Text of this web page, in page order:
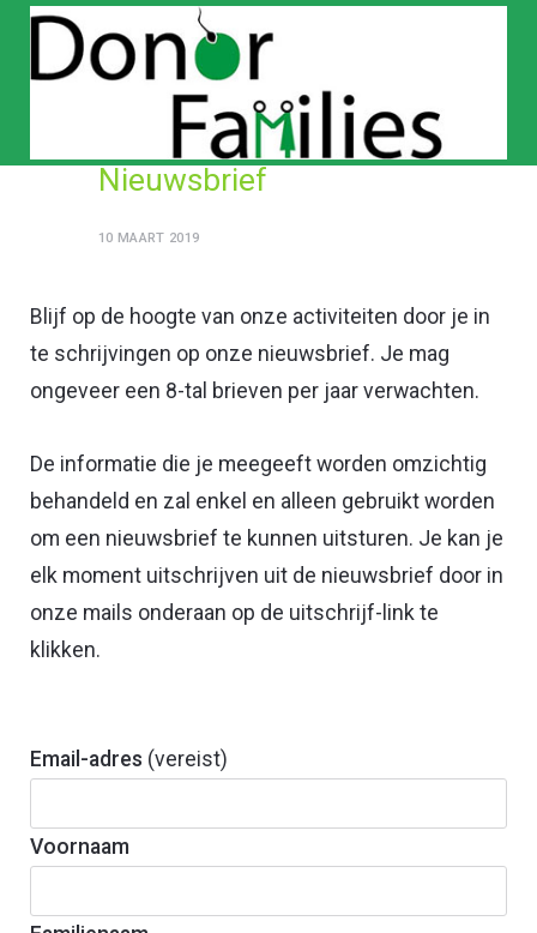
Nieuwsbrief
10 MAART 2019
Blijf op de hoogte van onze activiteiten door je in
te schrijvingen op onze nieuwsbrief. Je mag
ongeveer een 8-tal brieven per jaar verwachten.
De informatie die je meegeeft worden omzichtig
behandeld en zal enkel en alleen gebruikt worden
om een nieuwsbrief te kunnen uitsturen. Je kan je
elk moment uitschrijven uit de nieuwsbrief door in
onze mails onderaan op de uitschrijf-link te
klikken.
Email-adres (vereist)
Voornaam